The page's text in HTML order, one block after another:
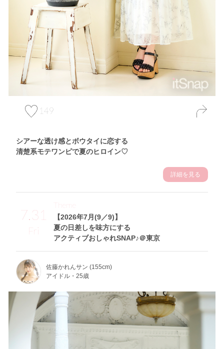
149
シアーな透け感とボウタイに恋する
清楚系モテワンピで夏のヒロイン♡
詳細を見る
7.31
Fri
【2026年7月(9／9)】
夏の日差しを味方にする
アクティブおしゃれSNAP♪＠東京
Theme
佐藤かれんサン (155cm)
アイドル・25歳